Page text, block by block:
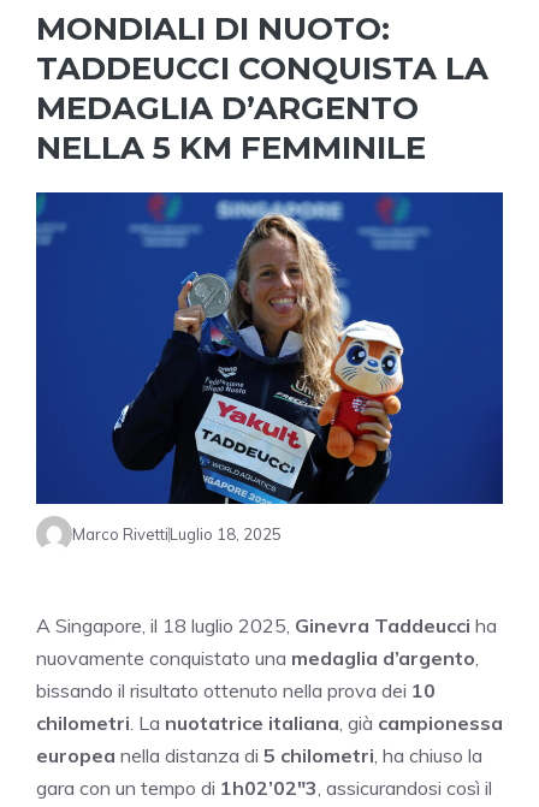
MONDIALI DI NUOTO:
TADDEUCCI CONQUISTA LA
MEDAGLIA D’ARGENTO
NELLA 5 KM FEMMINILE
Marco RivettiLuglio 18, 2025
A Singapore, il 18 luglio 2025, Ginevra Taddeucci ha
nuovamente conquistato una medaglia d’argento,
bissando il risultato ottenuto nella prova dei 10
chilometri. La nuotatrice italiana, già campionessa
europea nella distanza di 5 chilometri, ha chiuso la
gara con un tempo di 1h02’02″3, assicurandosi così il